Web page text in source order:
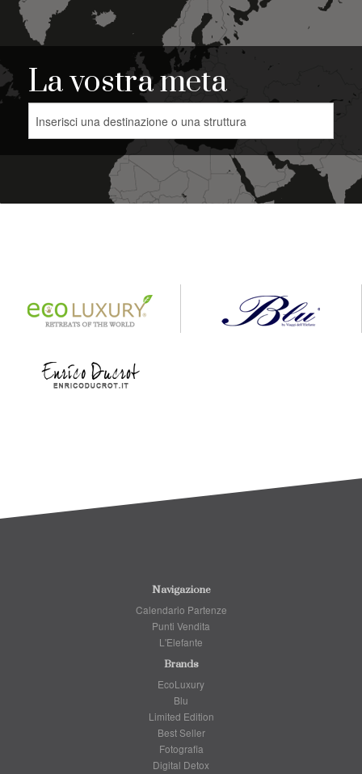
La vostra meta
Navigazione
Calendario Partenze
Punti Vendita
L'Elefante
Brands
EcoLuxury
Blu
Limited Edition
Best Seller
Fotografia
Digital Detox